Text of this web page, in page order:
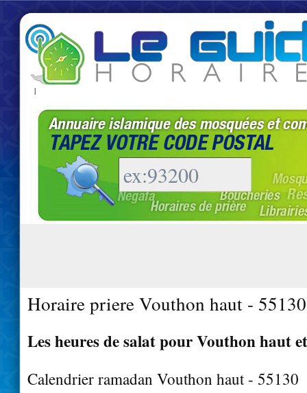
|
Horaire priere Vouthon haut - 55130
Les heures de salat pour Vouthon haut
Calendrier ramadan Vouthon haut - 55130